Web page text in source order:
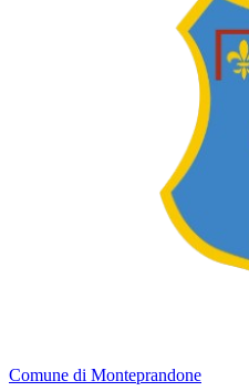
Comune di Monteprandone